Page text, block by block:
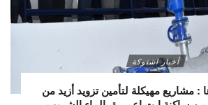
أخبار اشتوكة
: مشاريع مهيكلة لتأمين تزويد أزيد من